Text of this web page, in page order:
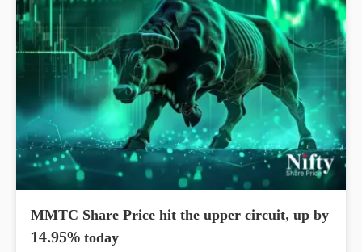
MMTC Share Price hit the upper circuit, up by
14.95% today